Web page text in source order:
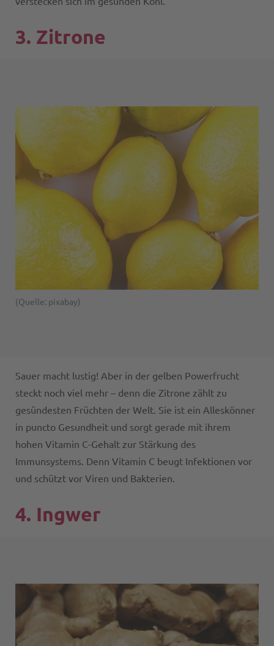
3. Zitrone
(Quelle: pixabay)
Sauer macht lustig! Aber in der gelben Powerfrucht
steckt noch viel mehr – denn die Zitrone zählt zu
gesündesten Früchten der Welt. Sie ist ein Alleskönner
in puncto Gesundheit und sorgt gerade mit ihrem
hohen Vitamin C-Gehalt zur Stärkung des
Immunsystems. Denn Vitamin C beugt Infektionen vor
und schützt vor Viren und Bakterien.
4. Ingwer